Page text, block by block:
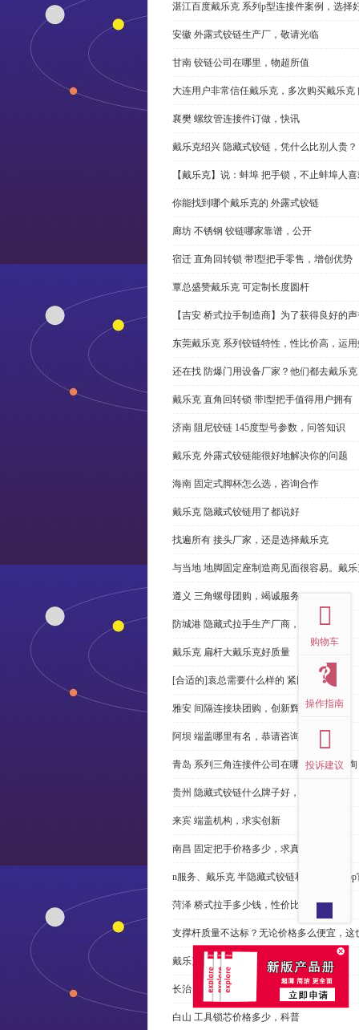
湛江百度戴乐克 系列p型连接件案例，选择
安徽 外露式铰链生产厂，敬请光临
甘南 铰链公司在哪里，物超所值
大连用户非常信任戴乐克，多次购买戴乐克
襄樊 螺纹管连接件订做，快讯
戴乐克绍兴 隐藏式铰链，凭什么比别人贵？
【戴乐克】说：蚌埠 把手锁，不止蚌埠人
你能找到哪个戴乐克的 外露式铰链
廊坊 不锈钢 铰链哪家靠谱，公开
宿迁 直角回转锁 带l型把手零售，增创优势
覃总盛赞戴乐克 可定制长度圆杆
【吉安 桥式拉手制造商】为了获得良好的
东莞戴乐克 系列铰链特性，性比价高，运
还在找 防爆门用设备厂家？他们都去戴乐克
戴乐克 直角回转锁 带l型把手值得用户拥有
济南 阻尼铰链 145度型号参数，问答知识
戴乐克 外露式铰链能很好地解决你的问题
海南 固定式脚杯怎么选，咨询合作
戴乐克 隐藏式铰链用了都说好
找遍所有 接头厂家，还是选择戴乐克
与当地 地脚固定座制造商见面很容易。戴
遵义 三角螺母团购，竭诚服务
防城港 隐藏式拉手生产厂商，尊重客户
戴乐克 扁杆大戴乐克好质量
[合适的]袁总需要什么样的 紧固件？
雅安 间隔连接块团购，创新辉煌
阿坝 端盖哪里有名，恭请咨询
青岛 系列三角连接件公司在哪里，免费咨询
贵州 隐藏式铰链什么牌子好，恭请来电
来宾 端盖机构，求实创新
南昌 固定把手价格多少，求真务实
n服务、戴乐克 半隐藏式铰链和米乐体育
菏泽 桥式拉手多少钱，性价比高
支撑杆质量不达标？无论价格多么便宜，这
戴乐克 系列三角螺母不好，但更好
长治 外露式铰链、戴乐克和承诺戴乐克
白山 工具锁芯价格多少，科普
购物车
操作指南
投诉建议